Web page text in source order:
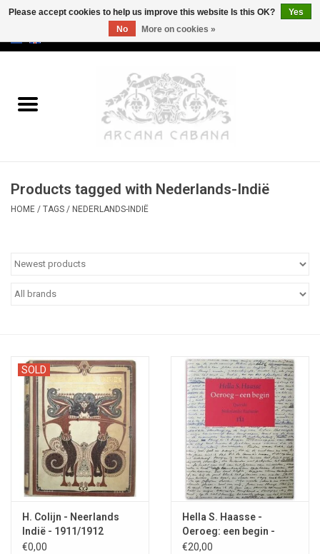
Old & Rare
Erotica
Categories
Products tagged with Nederlands-Indië
HOME / TAGS / NEDERLANDS-INDIË
SOLD
H. Colijn - Neerlands
Indië - 1911/1912
€0,00
Hella S. Haasse -
Oeroeg: een begin -
2004
€20,00
Please accept cookies to help us improve this website Is this OK?
Yes
No
More on cookies »